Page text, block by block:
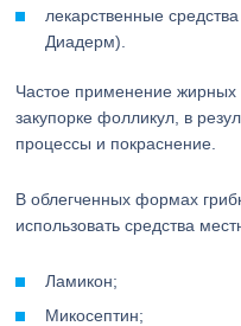
лекарственные
Диадерм).
Частое применение жирных
закупорке фолликул, в
процессы и покраснение.
В облегченных формах
использовать средства
Ламикон;
Микосептин;